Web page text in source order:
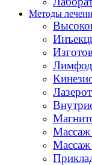
Методы
Массаж